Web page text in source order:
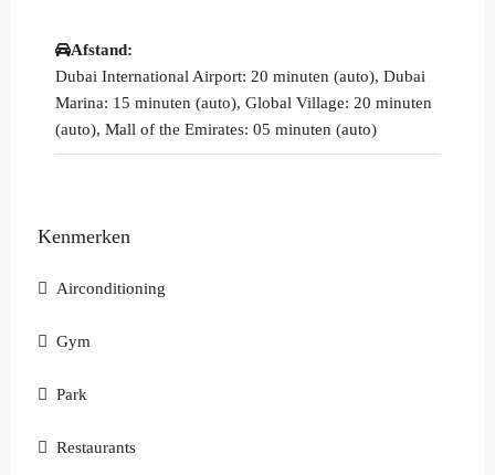
Afstand:
Dubai International Airport: 20 minuten (auto), Dubai
Marina: 15 minuten (auto), Global Village: 20 minuten
(auto), Mall of the Emirates: 05 minuten (auto)
Kenmerken
Airconditioning
Gym
Park
Restaurants